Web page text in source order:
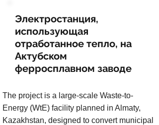
Электростанция,
использующая
отработанное тепло, на
Актубском
ферросплавном заводе
The project is a large-scale Waste-to-
Energy (WtE) facility planned in Almaty,
Kazakhstan, designed to convert municipal